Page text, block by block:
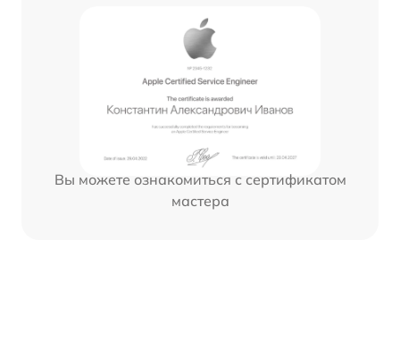
Вы можете ознакомиться с сертификатом
мастера